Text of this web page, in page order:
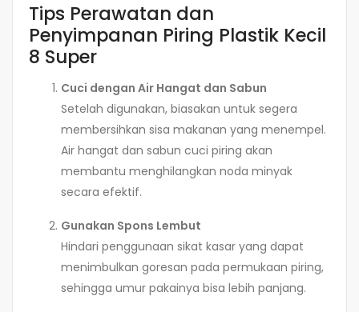
Tips Perawatan dan
Penyimpanan Piring Plastik Kecil
8 Super
Cuci dengan Air Hangat dan Sabun
Setelah digunakan, biasakan untuk segera
membersihkan sisa makanan yang menempel.
Air hangat dan sabun cuci piring akan
membantu menghilangkan noda minyak
secara efektif.
Gunakan Spons Lembut
Hindari penggunaan sikat kasar yang dapat
menimbulkan goresan pada permukaan piring,
sehingga umur pakainya bisa lebih panjang.